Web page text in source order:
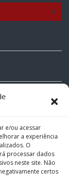
e/ou acessar
a experiência
O
processar dados
neste site. Não
certos